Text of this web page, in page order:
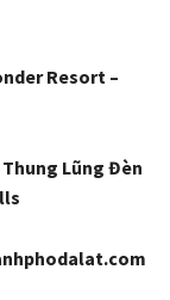
Resort –
Lũng Đèn